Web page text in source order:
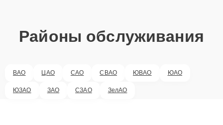
Районы обслуживания
ВАО ЦАО САО СВАО ЮВАО ЮАО
ЮЗАО ЗАО СЗАО ЗелАО